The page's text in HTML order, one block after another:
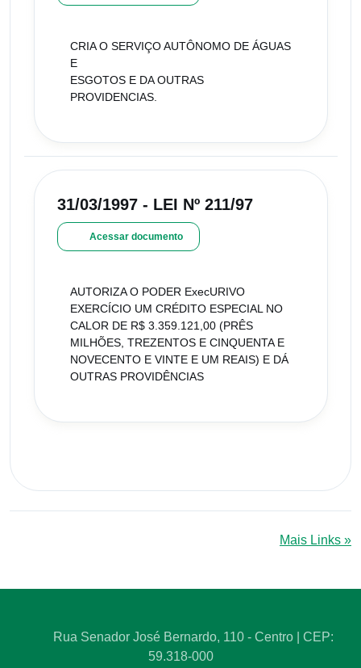
CRIA O SERVIÇO AUTÔNOMO DE ÁGUAS
E
ESGOTOS E DA OUTRAS
PROVIDENCIAS.
31/03/1997 - LEI Nº 211/97
Acessar documento
AUTORIZA O PODER ExecURIVO
EXERCÍCIO UM CRÉDITO ESPECIAL NO
CALOR DE R$ 3.359.121,00 (PRÊS
MILHÕES, TREZENTOS E CINQUENTA E
NOVECENTO E VINTE E UM REAIS) E DÁ
OUTRAS PROVIDÊNCIAS
Mais Links »
Rua Senador José Bernardo, 110 - Centro | CEP:
59.318-000